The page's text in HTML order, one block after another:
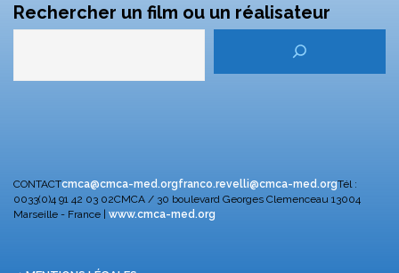
Rechercher un film ou un réalisateur
CONTACTcmca@cmca-med.orgfranco.revelli@cmca-med.orgTél :
0033(0)4 91 42 03 02CMCA / 30 boulevard Georges Clemenceau 13004
Marseille - France | www.cmca-med.org